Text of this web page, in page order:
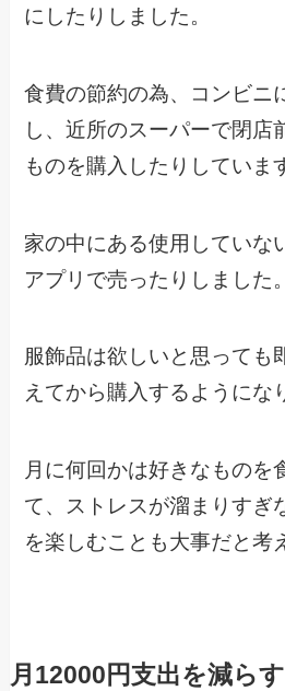
にしたりしました。
食費の節約の為、コンビニ
し、近所のスーパーで閉店
ものを購入したりしていま
家の中にある使用していな
アプリで売ったりしました。
服飾品は欲しいと思っても
えてから購入するようにな
月に何回かは好きなものを
て、ストレスが溜まりすぎ
を楽しむことも大事だと考
月12000円支出を減ら